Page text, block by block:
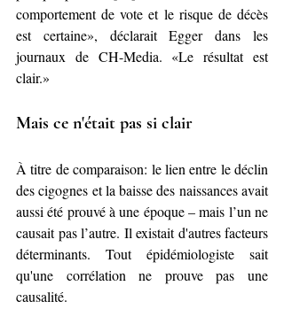
comportement de vote et le risque de décès
est certaine», déclarait Egger dans les
journaux de CH-Media. «Le résultat est
clair.»
Mais ce n'était pas si clair
À titre de comparaison: le lien entre le déclin
des cigognes et la baisse des naissances avait
aussi été prouvé à une époque – mais l’un ne
causait pas l’autre. Il existait d'autres facteurs
déterminants. Tout épidémiologiste sait
qu'une corrélation ne prouve pas une
causalité.